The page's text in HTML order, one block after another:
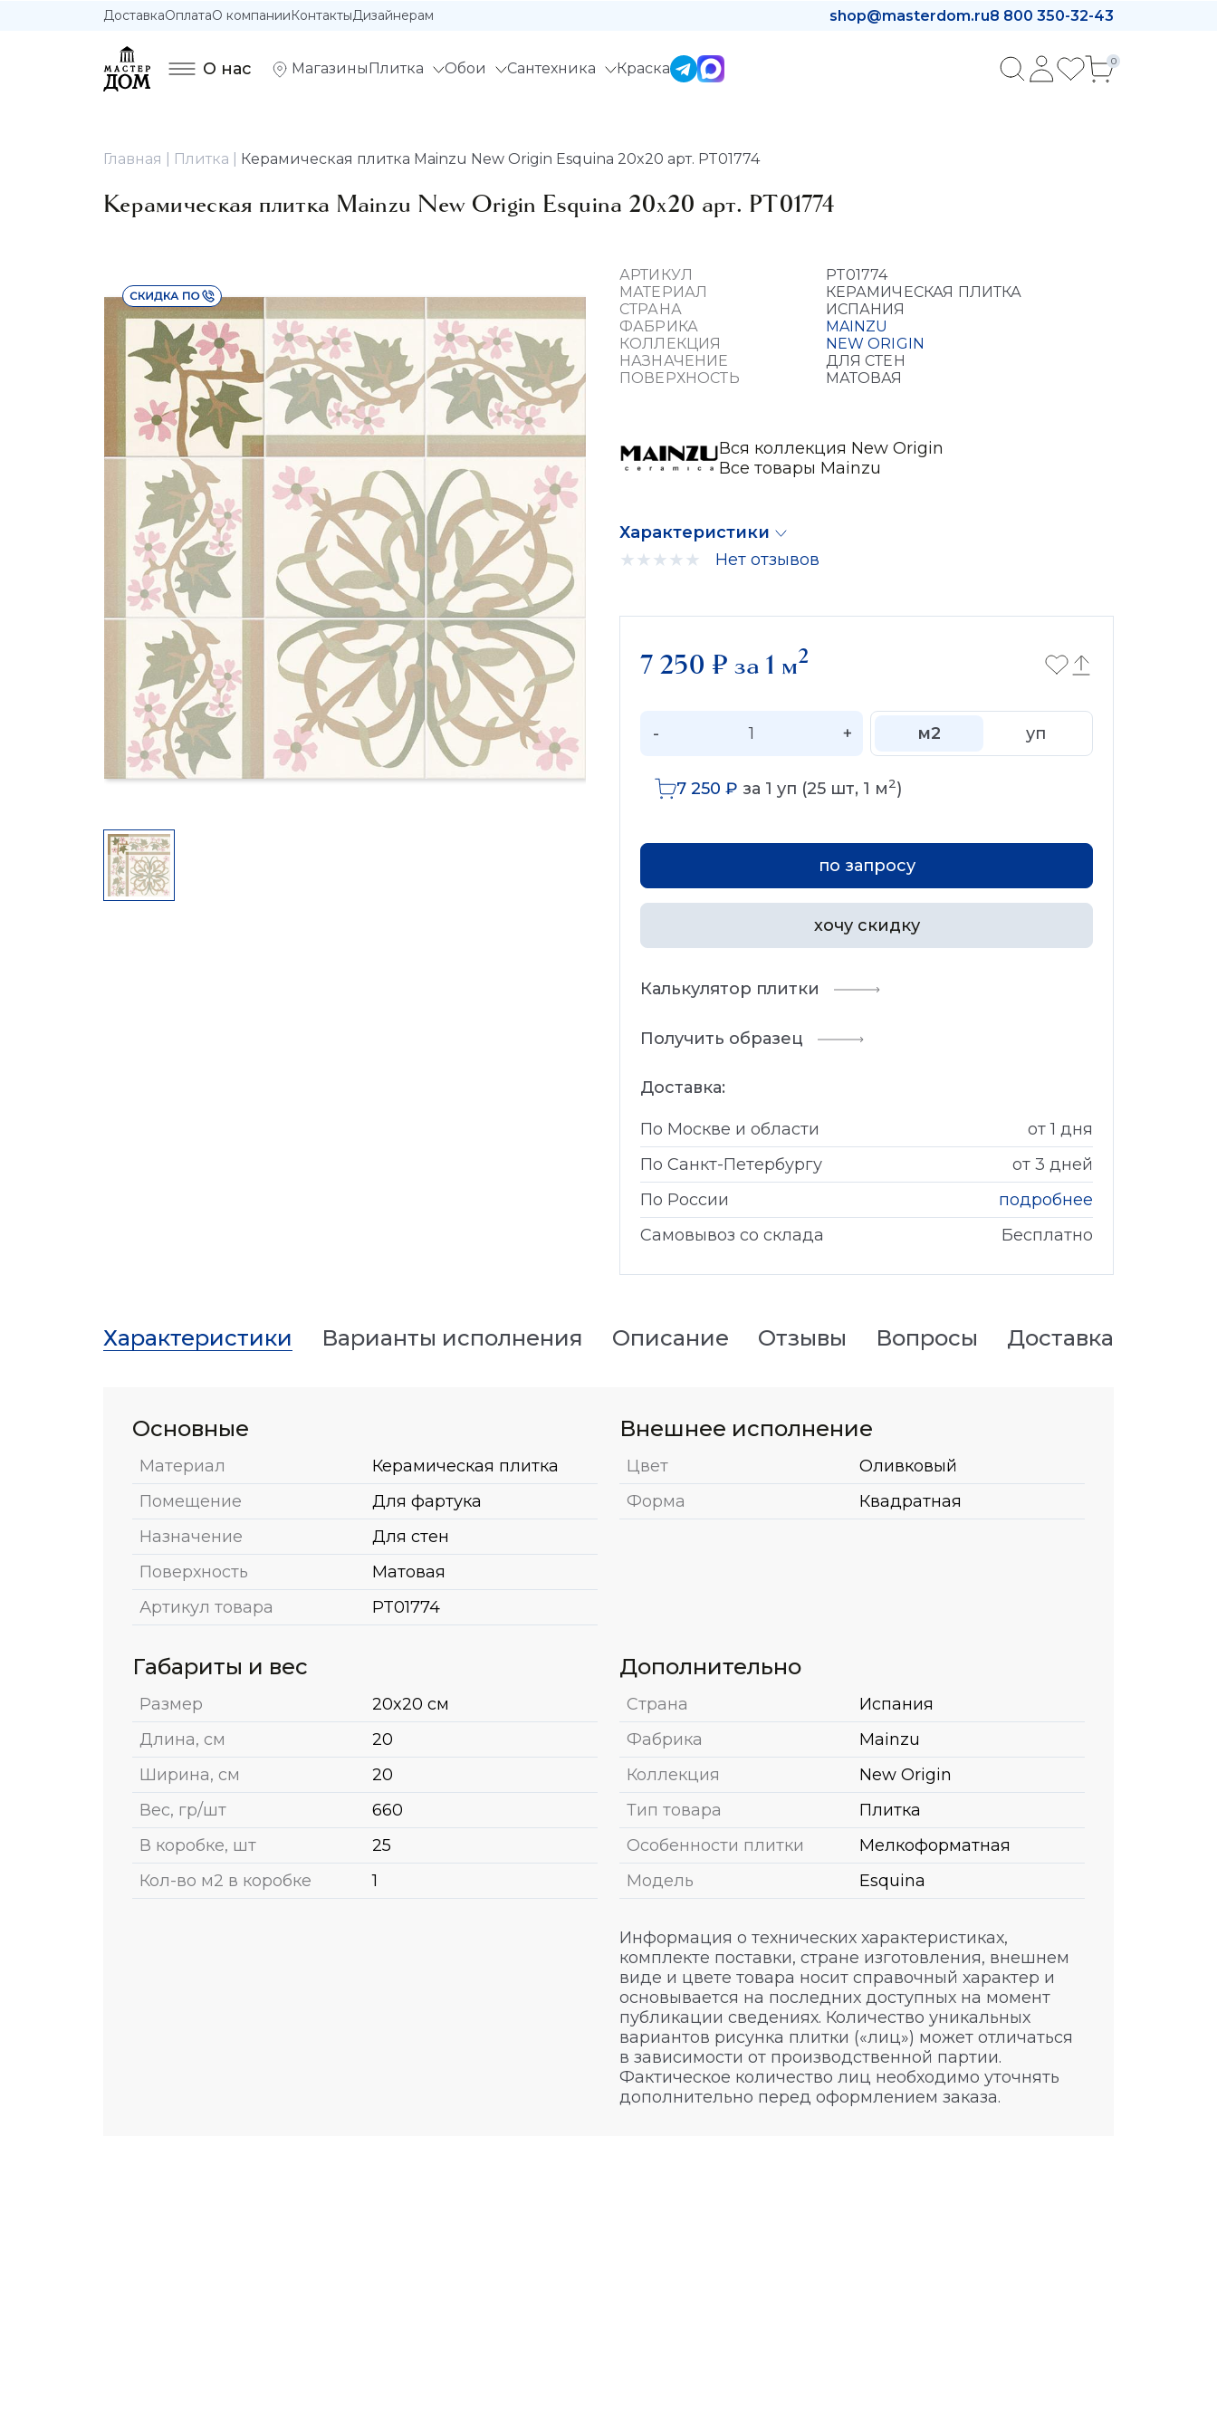
ДоставкаОплатаО компанииКонтактыДизайнерам shop@masterdom.ru8 800 350-32-43
О нас Магазины Плитка Обои Сантехника Краска 0
Главная Плитка Керамическая плитка Mainzu New Origin Esquina 20x20 арт. PT01774
Керамическая плитка Mainzu New Origin Esquina 20x20 арт. PT01774
АРТИКУЛ
PT01774
МАТЕРИАЛ
КЕРАМИЧЕСКАЯ ПЛИТКА
СТРАНА
ИСПАНИЯ
ФАБРИКА
MAINZU
КОЛЛЕКЦИЯ
NEW ORIGIN
НАЗНАЧЕНИЕ
ДЛЯ СТЕН
ПОВЕРХНОСТЬ
МАТОВАЯ
Вся коллекция New Origin
Все товары Mainzu
Характеристики
Нет отзывов
7 250 ₽ за 1 м2
- + м2 уп
7 250 ₽ за 1 уп (25 шт, 1 м2)
по запросу
хочу скидку
Калькулятор плитки
Получить образец
Доставка:
По Москве и области
от 1 дня
По Санкт-Петербургу
от 3 дней
По России
подробнее
Самовывоз со склада
Бесплатно
Характеристики Варианты исполнения Описание Отзывы Вопросы Доставка
Основные
Материал
Керамическая плитка
Помещение
Для фартука
Назначение
Для стен
Поверхность
Матовая
Артикул товара
PT01774
Внешнее исполнение
Цвет
Оливковый
Форма
Квадратная
Габариты и вес
Размер
20x20 см
Длина, см
20
Ширина, см
20
Вес, гр/шт
660
В коробке, шт
25
Кол-во м2 в коробке
1
Дополнительно
Страна
Испания
Фабрика
Mainzu
Коллекция
New Origin
Тип товара
Плитка
Особенности плитки
Мелкоформатная
Модель
Esquina
Информация о технических характеристиках,
комплекте поставки, стране изготовления, внешнем
виде и цвете товара носит справочный характер и
основывается на последних доступных на момент
публикации сведениях. Количество уникальных
вариантов рисунка плитки («лиц») может отличаться
в зависимости от производственной партии.
Фактическое количество лиц необходимо уточнять
дополнительно перед оформлением заказа.